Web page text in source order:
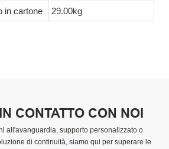
in cartone
29.00kg
CONTATTO CON NOI
all'avanguardia, supporto personalizzato o
di continuità, siamo qui per superare le